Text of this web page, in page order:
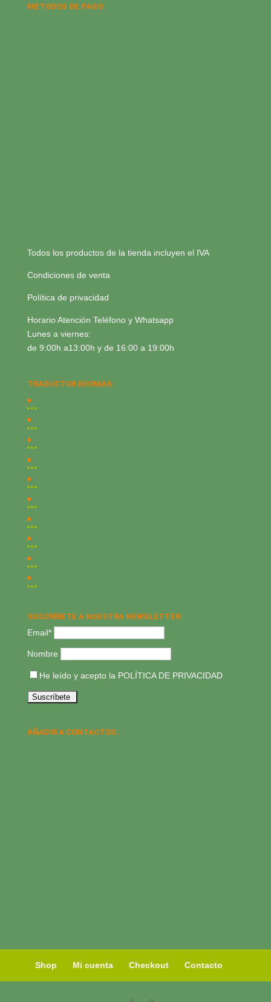
MÉTODOS DE PAGO:
Todos los productos de la tienda incluyen el IVA
Condiciones de venta
Política de privacidad
Horario Atención Teléfono y Whatsapp
Lunes a viernes:
de 9:00h a13:00h y de 16:00 a 19:00h
TRADUCTOR IDIOMAS:
SUSCRÍBETE A NUESTRA NEWSLETTER:
Email*
Nombre
He leído y acepto la POLÍTICA DE PRIVACIDAD
AÑADIR A CONTACTOS:
Shop Mi cuenta Checkout Contacto